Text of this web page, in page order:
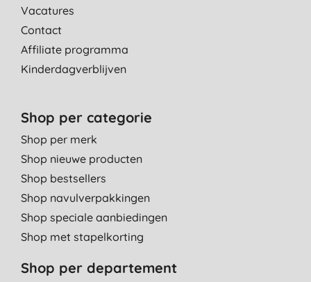
Vacatures
Contact
Affiliate programma
Kinderdagverblijven
Shop per categorie
Shop per merk
Shop nieuwe producten
Shop bestsellers
Shop navulverpakkingen
Shop speciale aanbiedingen
Shop met stapelkorting
Shop per departement